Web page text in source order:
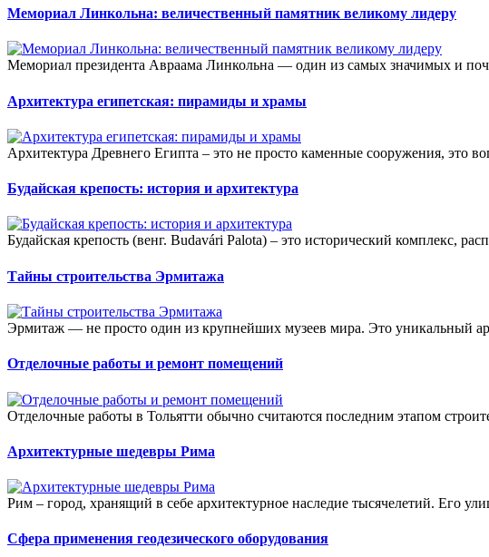
Мемориал Линкольна: величественный памятник великому лидеру
Мемориал президента Авраама Линкольна — один из самых значимых и
Архитектура египетская: пирамиды и храмы
Архитектура Древнего Египта – это не просто каменные сооружения, это
Будайская крепость: история и архитектура
Будайская крепость (венг. Budavári Palota) – это исторический комплекс,
Тайны строительства Эрмитажа
Эрмитаж — не просто один из крупнейших музеев мира. Это уникальный
Отделочные работы и ремонт помещений
Отделочные работы в Тольятти обычно считаются последним этапом
Архитектурные шедевры Рима
Рим – город, хранящий в себе архитектурное наследие тысячелетий. Его
Сфера применения геодезического оборудования